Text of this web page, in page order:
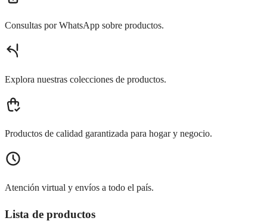
Consultas por WhatsApp sobre productos.
Explora nuestras colecciones de productos.
Productos de calidad garantizada para hogar y negocio.
Atención virtual y envíos a todo el país.
Lista de productos